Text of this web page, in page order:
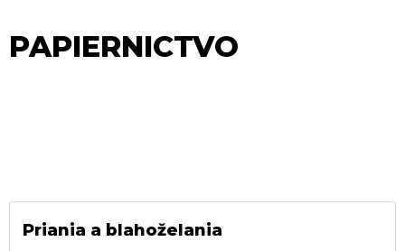
PAPIERNICTVO
Priania a blahoželania